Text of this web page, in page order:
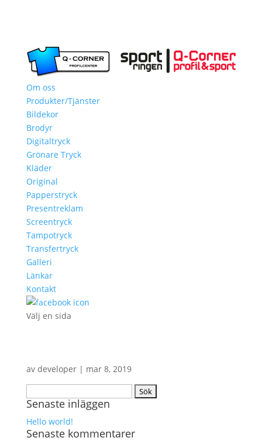
Om oss
Produkter/Tjänster
Bildekor
Brodyr
Digitaltryck
Grönare Tryck
Kläder
Original
Papperstryck
Presentreklam
Screentryck
Tampotryck
Transfertryck
Galleri
Länkar
Kontakt
Välj en sida
av developer| mar 8, 2019
efter:
Senaste inläggen
Hello world!
Senaste kommentarer